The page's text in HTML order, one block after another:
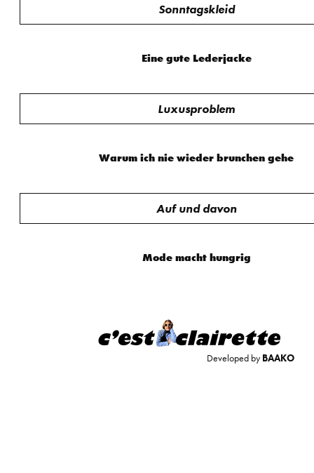
Sonntagskleid
Eine gute Lederjacke
Luxusproblem
Warum ich nie wieder brunchen gehe
Auf und davon
Mode macht hungrig
Developed byBAAKO